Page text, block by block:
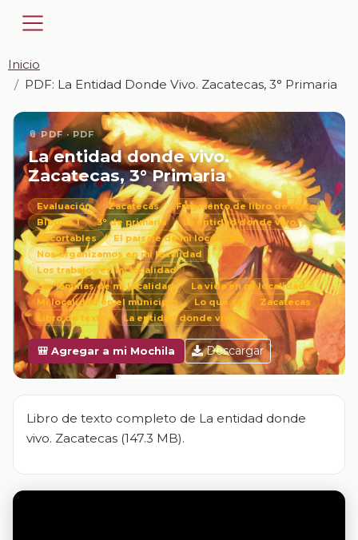
Inicio
PDF: La Entidad Donde Vivo. Zacatecas, 3° Primaria
📎 PDF · PDF
La entidad donde vivo.
Zacatecas, 3° Primaria
Evaluación Zacatecas
Fragmento de libro de texto
Bloque 1
3° de primaria
La entidad donde vivo
Recortables
El paisaje de mi localidad
Nos organizamos en mi localidad
Los trabajos en mi localidad
Las familias de mi localidad
La vida en mi localidad
Mi localidad en el municipio
Lo que sé
Zacatecas
Libro de texto
La entidad donde vivo
🎒 Agregar a mi Mochila Descargar
Libro de texto completo de La entidad donde
vivo. Zacatecas (147.3 MB).